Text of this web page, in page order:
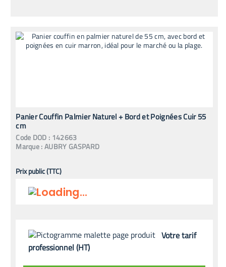
Panier Couffin Palmier Naturel + Bord et Poignées Cuir 55
cm
Code DOD : 142663
Marque :AUBRY GASPARD
Prix public (TTC)
Votre tarif
professionnel (HT)